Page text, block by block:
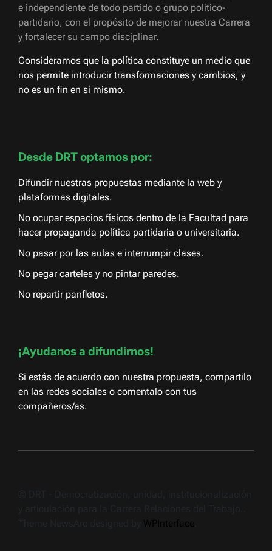
e independiente de todo partido o grupo político-
partidario, con el propósito de mejorar nuestra Carrera
y fortalecer su campo disciplinar.
Consideramos que la política constituye un medio que
nos permite introducir transformaciones y cambios, y
no es un fin en sí mismo.
Desde DRT optamos por:
Difundir nuestras propuestas mediante la web y
plataformas digitales.
No ocupar espacios físicos dentro de la Facultad para
hacer propaganda política partidaria o universitaria.
No pasar por las aulas e interrumpir clases.
No pegar carteles y no pintar paredes.
No repartir panfletos.
¡Ayudanos a difundirnos!
Si estás de acuerdo con nuestra propuesta, compartilo
en las redes sociales o comentalo con tus
compañeros/as.